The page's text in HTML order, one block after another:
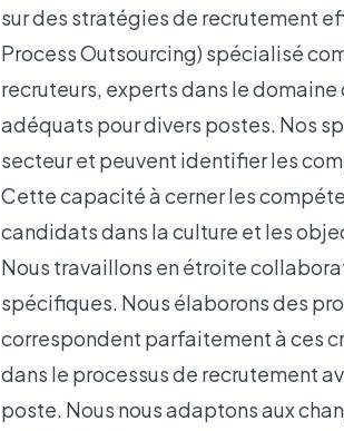
sur des stratégies de recrutement
Process Outsourcing) spécialisé
recruteurs, experts dans le
adéquats pour divers postes. Nos
secteur et peuvent identifier les
Cette capacité à cerner les
candidats dans la culture et les
Nous travaillons en étroite
spécifiques. Nous élaborons des
correspondent parfaitement à ces
dans le processus de recrutement
poste. Nous nous adaptons aux